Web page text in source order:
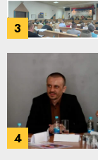
3
4